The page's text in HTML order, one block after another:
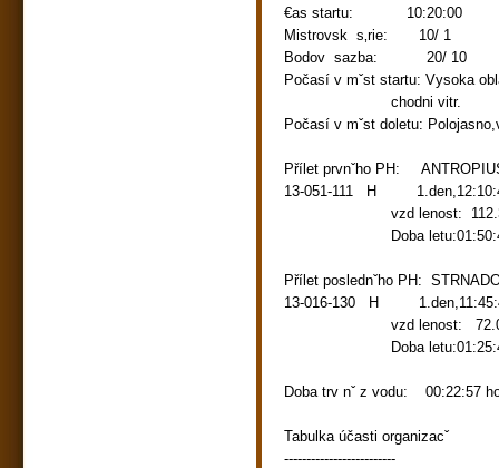
€as startu: 10:20:00
Mistrovsk s‚rie: 10/ 1
Bodov sazba: 20/ 10
Počasí v mˇst startu: Vysoka
chodni
Počasí v mˇst doletu:
Přílet prvnˇho PH:
13-051-111 H
vzd lenost: 112.32km
Doba letu:01:50:45
Přílet poslednˇho PH:
13-016-130 H
vzd lenost: 72.05km
Doba letu:01:25:46
Doba trv nˇ z vodu: 00:22:57
Tabulka účasti
-------------------------